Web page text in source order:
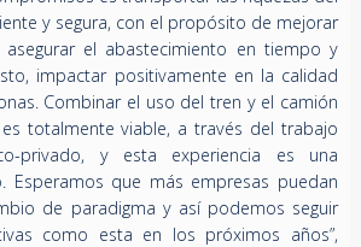
y segura, con el propósito de mejorar
asegurar el abastecimiento en tiempo y
impactar positivamente en la calidad
Combinar el uso del tren y el camión
totalmente viable, a través del trabajo
privado, y esta experiencia es una
Esperamos que más empresas puedan
de paradigma y así podemos seguir
como esta en los próximos años”,